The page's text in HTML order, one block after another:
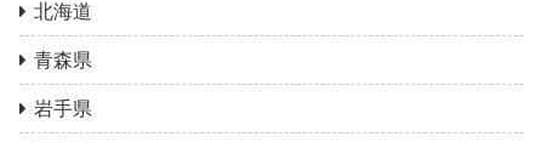
北海道
青森県
岩手県